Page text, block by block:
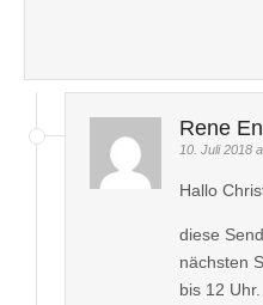
Rene
10. Juli 2018
Hallo
diese
nächsten
bis 12 Uhr.